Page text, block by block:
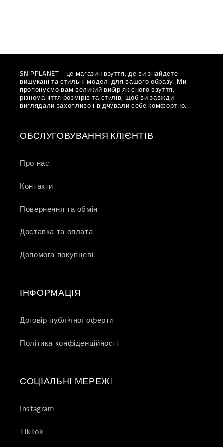
SNIPPLANET - це магазин взуття, де ви знайдете
вишукані та стильні моделі для вашого образу. Ми
пропонуємо вам великий вибір якісного взуття,
різноманіття розмірів та стилів, щоб ви завжди
виглядали захопливо і відчували себе комфортно.
ОБСЛУГОВУВАННЯ КЛІЄНТІВ
Про нас
Контакти
Повернення та обмін
Доставка та оплата
Допомога покупцеві
ІНФОРМАЦІЯ
Договір публічної оферти
Політика конфіденційності
СОЦІАЛЬНІ МЕРЕЖІ
Instagram
TikTok